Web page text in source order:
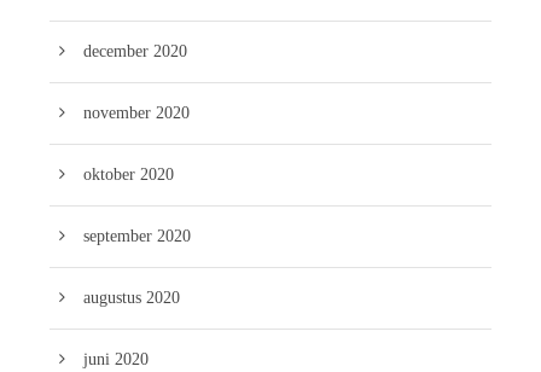
december 2020
november 2020
oktober 2020
september 2020
augustus 2020
juni 2020